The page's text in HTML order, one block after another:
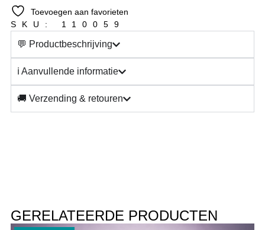
Toevoegen aan favorieten
SKU: 110059
💬 Productbeschrijving
ℹ️ Aanvullende informatie
🚚 Verzending & retouren
GERELATEERDE PRODUCTEN